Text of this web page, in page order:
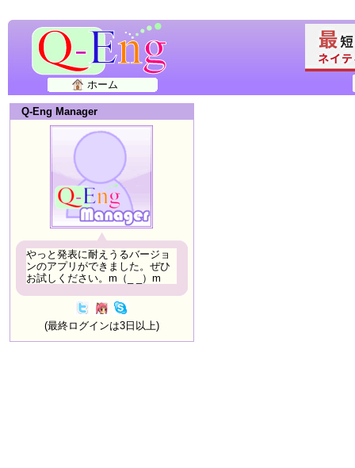
ホーム
Q-Eng Manager
やっと発表に耐えうるバージョ
ンのアプリができました。ぜひ
お試しください。m（_ _）m
(最終ログインは3日以上)